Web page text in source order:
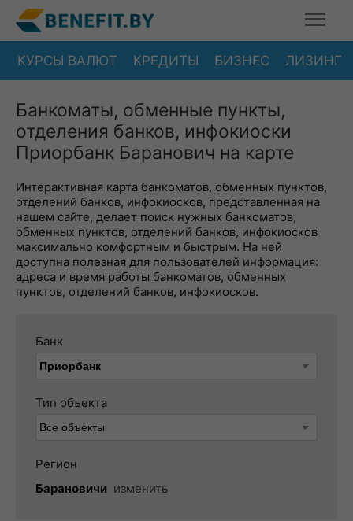
КУРСЫ ВАЛЮТ КРЕДИТЫ БИЗНЕС ЛИЗИНГ
Банкоматы, обменные пункты,
отделения банков, инфокиоски
Приорбанк Баранович на карте
Интерактивная карта банкоматов, обменных пунктов,
отделений банков, инфокиосков, представленная на
нашем сайте, делает поиск нужных банкоматов,
обменных пунктов, отделений банков, инфокиосков
максимально комфортным и быстрым. На ней
доступна полезная для пользователей информация:
адреса и время работы банкоматов, обменных
пунктов, отделений банков, инфокиосков.
Банк
Тип объекта
Регион
Барановичи изменить